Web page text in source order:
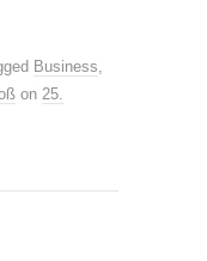
Business,
on 25.